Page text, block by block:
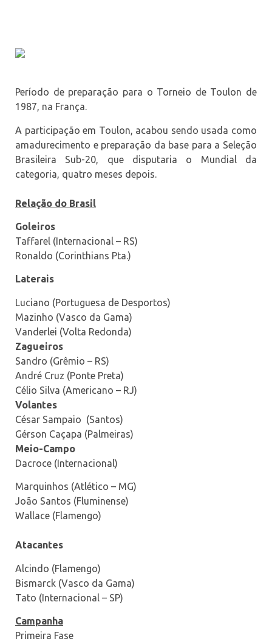
Período de preparação para o Torneio de Toulon de
1987, na França.
A participação em Toulon, acabou sendo usada como
amadurecimento e preparação da base para a Seleção
Brasileira Sub-20, que disputaria o Mundial da
categoria, quatro meses depois.
Relação do Brasil
Goleiros
Taffarel (Internacional – RS)
Ronaldo (Corinthians Pta.)
Laterais
Luciano (Portuguesa de Desportos)
Mazinho (Vasco da Gama)
Vanderlei (Volta Redonda)
Zagueiros
Sandro (Grêmio – RS)
André Cruz (Ponte Preta)
Célio Silva (Americano – RJ)
Volantes
César Sampaio (Santos)
Gérson Caçapa (Palmeiras)
Meio-Campo
Dacroce (Internacional)
Marquinhos (Atlético – MG)
João Santos (Fluminense)
Wallace (Flamengo)
Atacantes
Alcindo (Flamengo)
Bismarck (Vasco da Gama)
Tato (Internacional – SP)
Campanha
Primeira Fase